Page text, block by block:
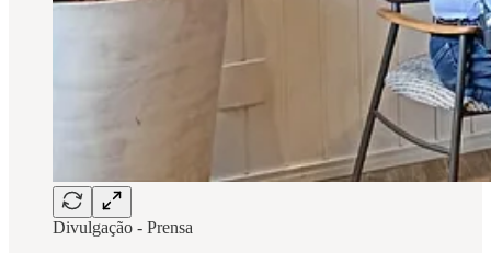
Divulgação - Prensa